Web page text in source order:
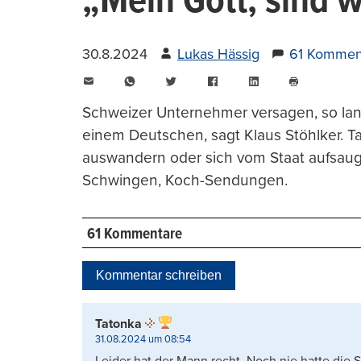
30.8.2024 Lukas Hässig 61
WhatsAppTwitter FacebookLinkedIn
Schweizer Unternehmer versagen, so
einem Deutschen, sagt Klaus Stöhlker.
auswandern oder sich vom Staat
Schwingen, Koch-Sendungen.
61 Kommentare
Kommentar schreiben
Tatonka
31.08.2024 um 08:54